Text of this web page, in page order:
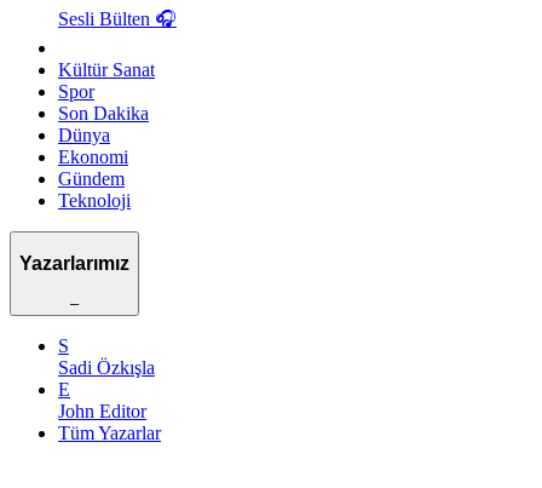
Sesli Bülten 🎧
Kültür Sanat
Spor
Son Dakika
Dünya
Ekonomi
Gündem
Teknoloji
Yazarlarımız
–
S
Sadi Özkışla
E
John Editor
Tüm Yazarlar